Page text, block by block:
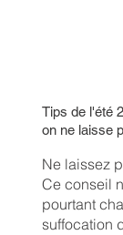
Tips de l'été
on ne laisse
Ne laissez
Ce conseil
pourtant
suffocation